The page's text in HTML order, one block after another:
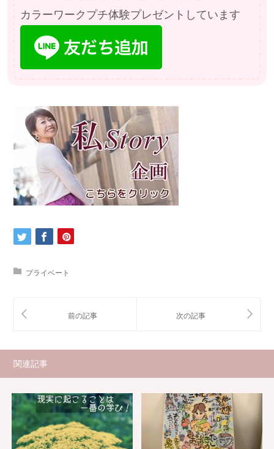
カラーワークプチ体験プレゼントしています
プライベート
関連記事